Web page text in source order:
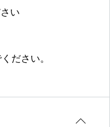
い
ださい。